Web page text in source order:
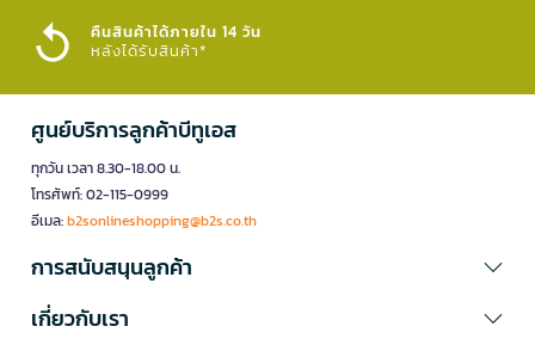
คืนสินค้าได้ภายใน 14 วัน
หลังได้รับสินค้า*
ศูนย์บริการลูกค้าบีทูเอส
ทุกวัน เวลา 8.30-18.00 น.
โทรศัพท์: 02-115-0999
อีเมล:b2sonlineshopping@b2s.co.th
การสนับสนุนลูกค้า
เกี่ยวกับเรา